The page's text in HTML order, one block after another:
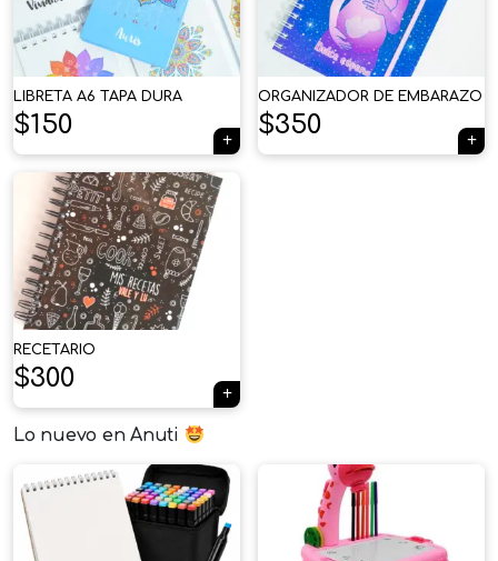
LIBRETA A6 TAPA DURA
$150
ORGANIZADOR DE EMBARAZO
$350
RECETARIO
$300
Lo nuevo en Anuti